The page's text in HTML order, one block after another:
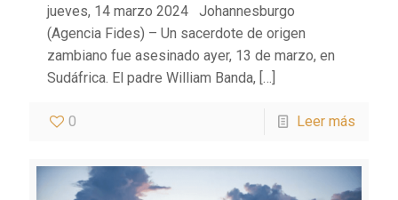
jueves, 14 marzo 2024 Johannesburgo
(Agencia Fides) – Un sacerdote de origen
zambiano fue asesinado ayer, 13 de marzo, en
Sudáfrica. El padre William Banda, […]
0 Leer más